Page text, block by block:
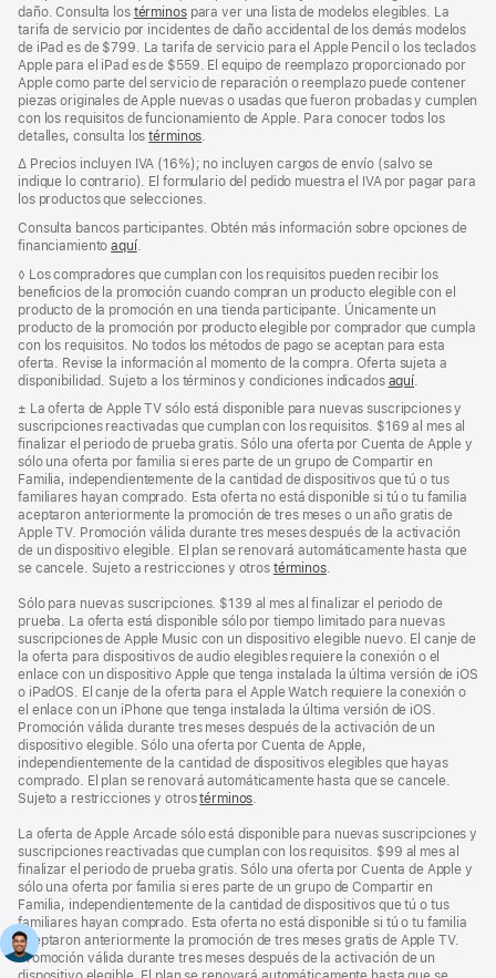
daño. Consulta los términospara ver una lista de modelos elegibles. La
tarifa de servicio por incidentes de daño accidental de los demás modelos
de iPad es de $799. La tarifa de servicio para el Apple Pencil o los teclados
Apple para el iPad es de $559. El equipo de reemplazo proporcionado por
Apple como parte del servicio de reparación o reemplazo puede contener
piezas originales de Apple nuevas o usadas que fueron probadas y cumplen
con los requisitos de funcionamiento de Apple. Para conocer todos los
detalles, consulta lostérminos.
Nota
al
pie
∆ Precios incluyen IVA (16%); no incluyen cargos de envío (salvo se
indique lo contrario). El formulario del pedido muestra el IVA por pagar para
los productos que selecciones.
Consulta bancos participantes. Obtén más información sobre opciones de
financiamientoaquí.
en
una
pestaña
nueva)
Nota
al
pie
◊ Los compradores que cumplan con los requisitos pueden recibir los
beneficios de la promoción cuando compran un producto elegible con el
producto de la promoción en una tienda participante. Únicamente un
producto de la promoción por producto elegible por comprador que cumpla
con los requisitos. No todos los métodos de pago se aceptan para esta
oferta. Revise la información al momento de la compra. Oferta sujeta a
disponibilidad. Sujeto a los términos y condiciones indicados aquí
Nota
al
pie
± La oferta de Apple TV sólo está disponible para nuevas suscripciones y
suscripciones reactivadas que cumplan con los requisitos. $169 al mes al
finalizar el periodo de prueba gratis. Sólo una oferta por Cuenta de Apple y
sólo una oferta por familia si eres parte de un grupo de Compartir en
Familia, independientemente de la cantidad de dispositivos que tú o tus
familiares hayan comprado. Esta oferta no está disponible si tú o tu familia
aceptaron anteriormente la promoción de tres meses o un año gratis de
Apple TV. Promoción válida durante tres meses después de la activación
de un dispositivo elegible. El plan se renovará automáticamente hasta que
se cancele. Sujeto a restricciones y otros términos.
Sólo para nuevas suscripciones. $139 al mes al finalizar el periodo de
prueba. La oferta está disponible sólo por tiempo limitado para nuevas
suscripciones de Apple Music con un dispositivo elegible nuevo. El canje de
la oferta para dispositivos de audio elegibles requiere la conexión o el
enlace con un dispositivo Apple que tenga instalada la última versión de iOS
o iPadOS. El canje de la oferta para el Apple Watch requiere la conexión o
el enlace con un iPhone que tenga instalada la última versión de iOS.
Promoción válida durante tres meses después de la activación de un
dispositivo elegible. Sólo una oferta por Cuenta de Apple,
independientemente de la cantidad de dispositivos elegibles que hayas
comprado. El plan se renovará automáticamente hasta que se cancele.
Sujeto a restricciones y otrostérminos.
La oferta de Apple Arcade sólo está disponible para nuevas suscripciones y
suscripciones reactivadas que cumplan con los requisitos. $99 al mes al
finalizar el periodo de prueba gratis. Sólo una oferta por Cuenta de Apple y
sólo una oferta por familia si eres parte de un grupo de Compartir en
Familia, independientemente de la cantidad de dispositivos que tú o tus
familiares hayan comprado. Esta oferta no está disponible si tú o tu familia
aceptaron anteriormente la promoción de tres meses gratis de Apple TV.
Promoción válida durante tres meses después de la activación de un